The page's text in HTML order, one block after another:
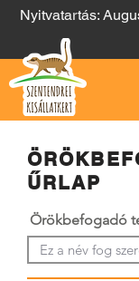
Nyitvatartás:
ŰRLAP
Örökbefogadó